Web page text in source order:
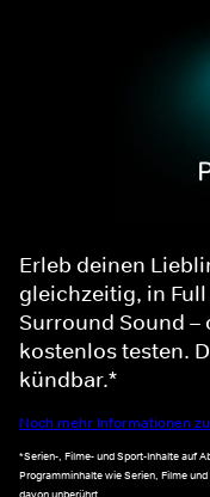
Erleb deinen
gleichzeitig, in Full
Surround Sound –
kostenlos testen.
kündbar.*
Noch mehr Informationen
*Serien-, Filme- und Sport-Inhalte auf
Programminhalte wie Serien, Filme